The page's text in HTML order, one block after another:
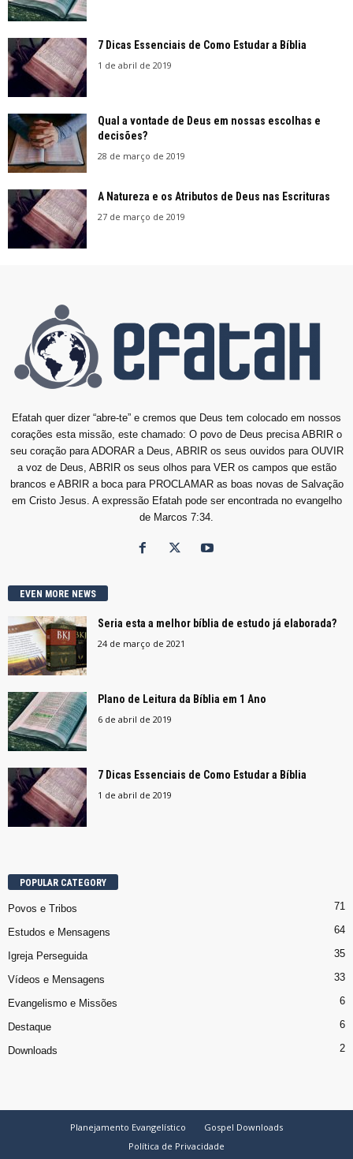
7 Dicas Essenciais de Como Estudar a Bíblia
1 de abril de 2019
Qual a vontade de Deus em nossas escolhas e
decisões?
28 de março de 2019
A Natureza e os Atributos de Deus nas Escrituras
27 de março de 2019
Efatah quer dizer “abre-te” e cremos que Deus tem colocado em nossos
corações esta missão, este chamado: O povo de Deus precisa ABRIR o
seu coração para ADORAR a Deus, ABRIR os seus ouvidos para OUVIR
a voz de Deus, ABRIR os seus olhos para VER os campos que estão
brancos e ABRIR a boca para PROCLAMAR as boas novas de Salvação
em Cristo Jesus. A expressão Efatah pode ser encontrada no evangelho
de Marcos 7:34.
EVEN MORE NEWS
Seria esta a melhor bíblia de estudo já elaborada?
24 de março de 2021
Plano de Leitura da Bíblia em 1 Ano
6 de abril de 2019
7 Dicas Essenciais de Como Estudar a Bíblia
1 de abril de 2019
POPULAR CATEGORY
Povos e Tribos 71
Estudos e Mensagens 64
Igreja Perseguida 35
Vídeos e Mensagens 33
Evangelismo e Missões 6
Destaque 6
Downloads 2
Planejamento Evangelístico
Gospel Downloads
Política de Privacidade